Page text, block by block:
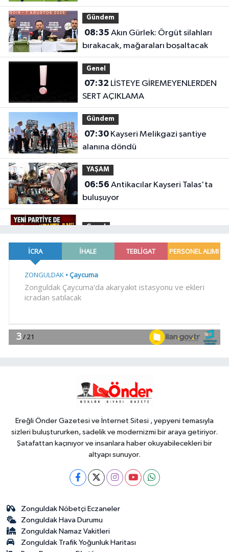
Gündem
08:35
bırakacak, mağaraları boşaltacak
Genel
07:32
SERT AÇIKLAMA
Gündem
07:30Kayseri Melikgazi şantiye
alanına döndü
YAŞAM
06:56
buluşuyor
Genel
23:48.
Genel
23:08.
21:21.
Ereğli Önder Gazetesi ve İnternet Sitesi , yepyeni temasıyla
sizleri buluştururken, sadelik ve modernizmi bir araya getiriyor.
Şatafattan kaçınıyor ve insanlara haber okuyabilecekleri bir
altyapı sunuyor.
Zonguldak Nöbetçi Eczaneler
Zonguldak Hava Durumu
Zonguldak Namaz Vakitleri
Zonguldak Trafik Yoğunluk Haritası